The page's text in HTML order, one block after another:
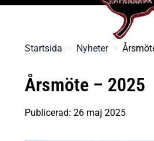
Startsida > Nyheter >
Årsmöte – 2025
Publicerad: 26 maj 2025